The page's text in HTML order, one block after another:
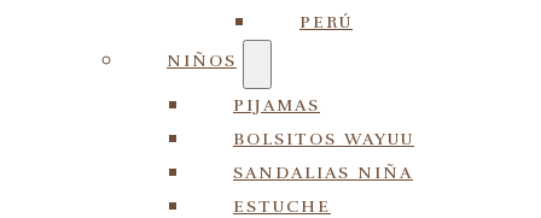
PERÚ
NIÑOS
PIJAMAS
BOLSITOS WAYUU
SANDALIAS NIÑA
ESTUCHE